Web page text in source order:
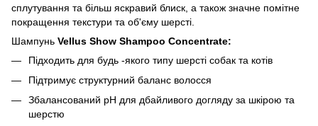
сплутування та більш яскравий блиск, а також значне помітне
покращення текстури та об'єму шерсті.
Шампунь Vellus Show Shampoo Concentrate:
Підходить для будь -якого типу шерсті собак та котів
Підтримує структурний баланс волосся
Збалансований pH для дбайливого догляду за шкірою та
шерстю